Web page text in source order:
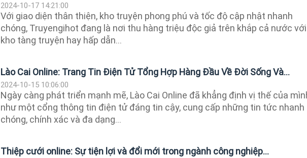
2024-10-17 14:21:00
Với giao diện thân thiện, kho truyện phong phú và tốc độ cập nhật nhanh
chóng, Truyengihot đang là nơi thu hàng triệu độc giả trên khắp cả nước với
kho tàng truyện hay hấp dẫn...
Lào Cai Online: Trang Tin Điện Tử Tổng Hợp Hàng Đầu Về Đời Sống Và...
2024-10-15 10:06:00
Ngày càng phát triển mạnh mẽ, Lào Cai Online đã khẳng định vị thế của
như một cổng thông tin điện tử đáng tin cậy, cung cấp những tin tức nhanh
chóng, chính xác và đa dạng...
Thiệp cưới online: Sự tiện lợi và đổi mới trong ngành công nghiệp...